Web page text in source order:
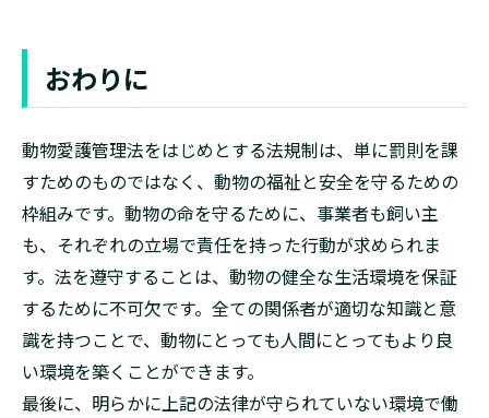
おわりに
動物愛護管理法をはじめとする法規制は、単に罰則を課
すためのものではなく、動物の福祉と安全を守るための
枠組みです。動物の命を守るために、事業者も飼い主
も、それぞれの立場で責任を持った行動が求められま
す。法を遵守することは、動物の健全な生活環境を保証
するために不可欠です。全ての関係者が適切な知識と意
識を持つことで、動物にとっても人間にとってもより良
い環境を築くことができます。
最後に、明らかに上記の法律が守られていない環境で働